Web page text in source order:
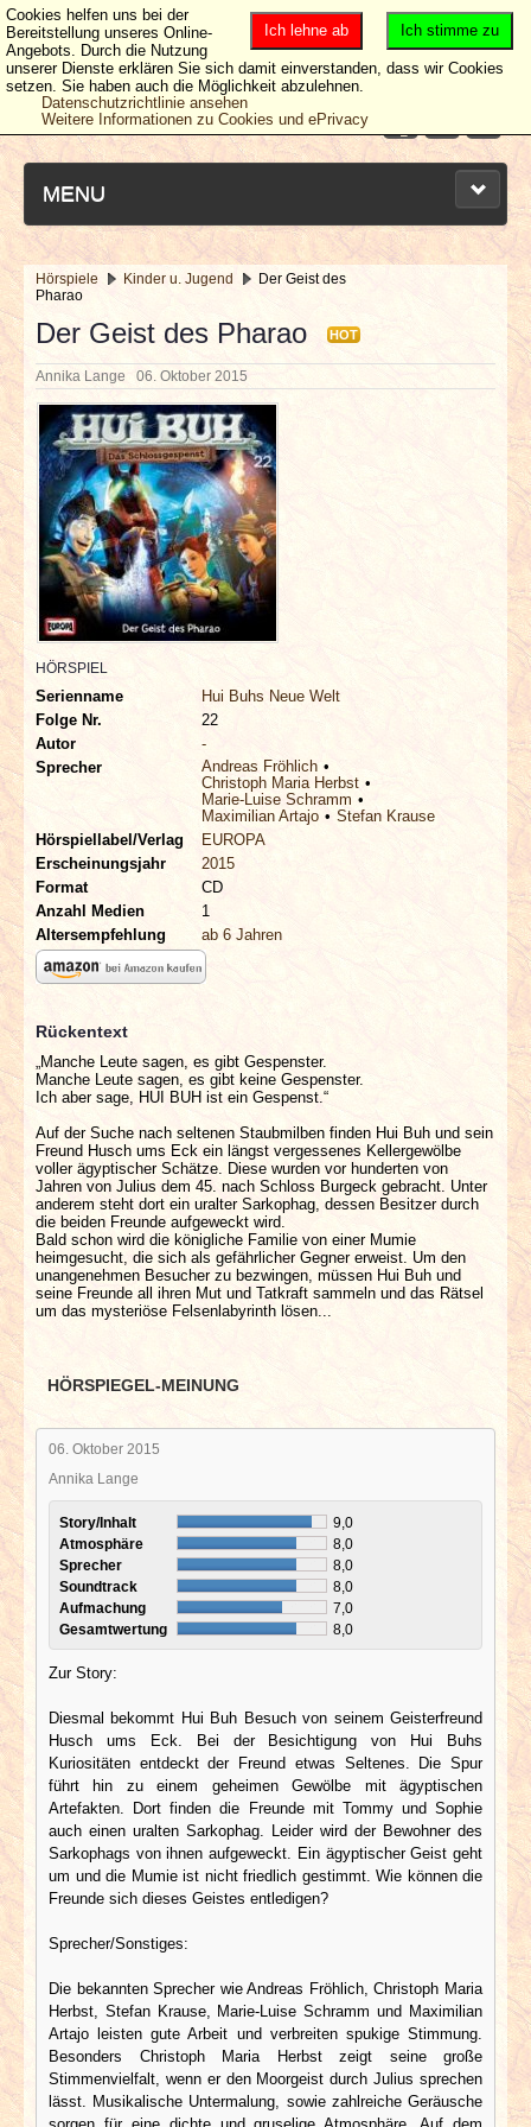
MENU
NEUESTE ARTIKEL
NEWS & DATES
BERICHTE
VERLOSUNGEN
INTERVIEWS
SPECIALS
REDAKTION
LINKS
Hörspiele Kinder u. Jugend
Der Geist des
Pharao
Der Geist des Pharao HOT
Annika Lange 06. Oktober 2015
HÖRSPIEL
Serienname
Hui Buhs Neue Welt
Folge Nr.
22
Autor
-
Sprecher
Andreas Fröhlich
Christoph Maria Herbst
Marie-Luise Schramm
Maximilian Artajo
Stefan Krause
Hörspiellabel/Verlag
EUROPA
Erscheinungsjahr
2015
Format
CD
Anzahl Medien
1
Altersempfehlung
ab 6 Jahren
Rückentext
„Manche Leute sagen, es gibt Gespenster.
Manche Leute sagen, es gibt keine Gespenster.
Ich aber sage, HUI BUH ist ein Gespenst.“
Auf der Suche nach seltenen Staubmilben finden Hui Buh und sein
Freund Husch ums Eck ein längst vergessenes Kellergewölbe
voller ägyptischer Schätze. Diese wurden vor hunderten von
Jahren von Julius dem 45. nach Schloss Burgeck gebracht. Unter
anderem steht dort ein uralter Sarkophag, dessen Besitzer durch
die beiden Freunde aufgeweckt wird.
Bald schon wird die königliche Familie von einer Mumie
heimgesucht, die sich als gefährlicher Gegner erweist. Um den
unangenehmen Besucher zu bezwingen, müssen Hui Buh und
seine Freunde all ihren Mut und Tatkraft sammeln und das Rätsel
um das mysteriöse Felsenlabyrinth lösen...
HÖRSPIEGEL-MEINUNG
06. Oktober 2015
Annika Lange
Story/Inhalt
9,0
Atmosphäre
8,0
Sprecher
8,0
Soundtrack
8,0
Aufmachung
7,0
Gesamtwertung
8,0
Zur Story:
Diesmal bekommt Hui Buh Besuch von seinem Geisterfreund
Husch ums Eck. Bei der Besichtigung von Hui Buhs
Kuriositäten entdeckt der Freund etwas Seltenes. Die Spur
führt hin zu einem geheimen Gewölbe mit ägyptischen
Artefakten. Dort finden die Freunde mit Tommy und Sophie
auch einen uralten Sarkophag. Leider wird der Bewohner des
Sarkophags von ihnen aufgeweckt. Ein ägyptischer Geist geht
um und die Mumie ist nicht friedlich gestimmt. Wie können die
Freunde sich dieses Geistes entledigen?
Sprecher/Sonstiges:
Die bekannten Sprecher wie Andreas Fröhlich, Christoph Maria
Herbst, Stefan Krause, Marie-Luise Schramm und Maximilian
Artajo leisten gute Arbeit und verbreiten spukige Stimmung.
Besonders Christoph Maria Herbst zeigt seine große
Stimmenvielfalt, wenn er den Moorgeist durch Julius sprechen
lässt. Musikalische Untermalung, sowie zahlreiche Geräusche
Ich stimme zu
Ich lehne ab
Cookies helfen uns bei der
Bereitstellung unseres Online-
Angebots. Durch die Nutzung
unserer Dienste erklären Sie sich damit einverstanden, dass wir Cookies
setzen. Sie haben auch die Möglichkeit abzulehnen.
Datenschutzrichtlinie ansehen
Weitere Informationen zu Cookies und ePrivacy